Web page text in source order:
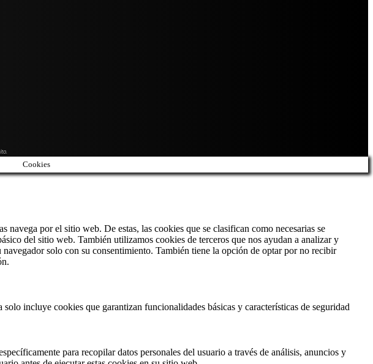
Cookies
por el sitio web. De estas, las cookies que se clasifican como necesarias se
del sitio web. También utilizamos cookies de terceros que nos ayudan a analizar y
solo con su consentimiento. También tiene la opción de optar por no recibir
incluye cookies que garantizan funcionalidades básicas y características de seguridad
para recopilar datos personales del usuario a través de análisis, anuncios y